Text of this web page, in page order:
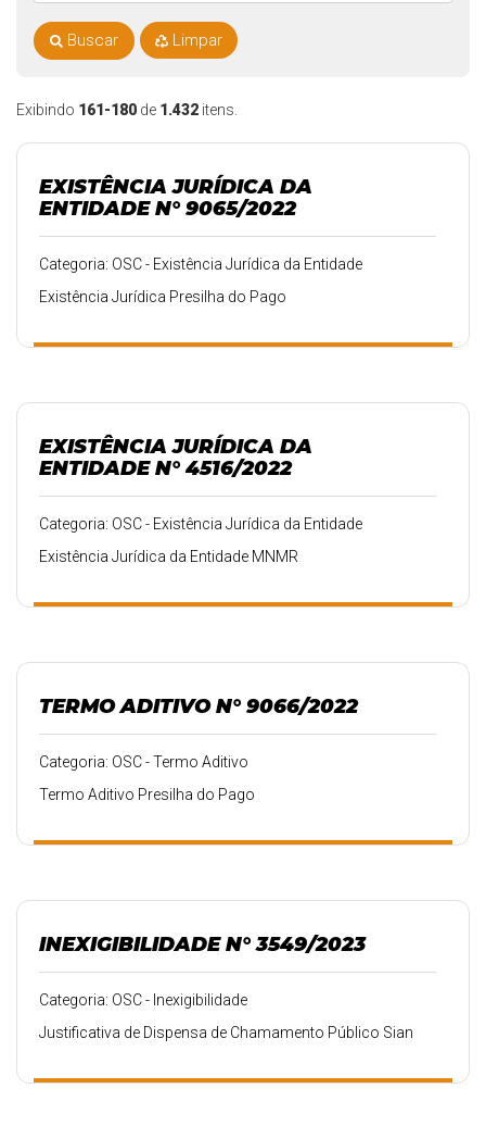
Exibindo 161-180 de 1.432 itens.
EXISTÊNCIA JURÍDICA DA
ENTIDADE N° 9065/2022
Categoria: OSC - Existência Jurídica da Entidade
Existência Jurídica Presilha do Pago
EXISTÊNCIA JURÍDICA DA
ENTIDADE N° 4516/2022
Categoria: OSC - Existência Jurídica da Entidade
Existência Jurídica da Entidade MNMR
TERMO ADITIVO N° 9066/2022
Categoria: OSC - Termo Aditivo
Termo Aditivo Presilha do Pago
INEXIGIBILIDADE N° 3549/2023
Categoria: OSC - Inexigibilidade
Justificativa de Dispensa de Chamamento Público Sian
Buscar Limpar